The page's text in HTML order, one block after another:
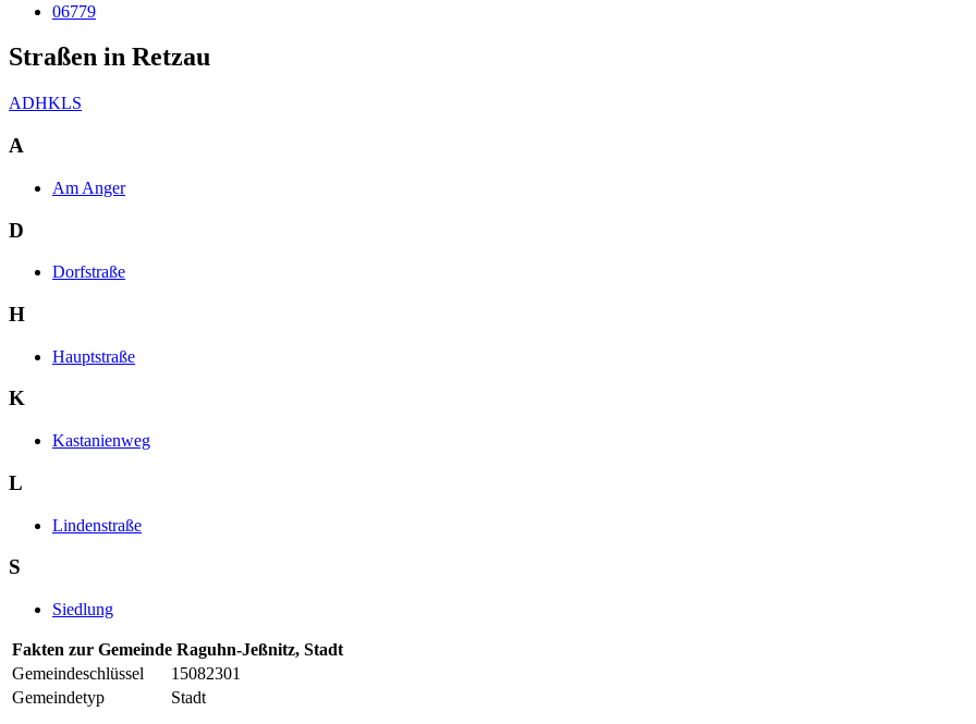
06779
Straßen in Retzau
ADHKLS
A
Am Anger
D
Dorfstraße
H
Hauptstraße
K
Kastanienweg
L
Lindenstraße
S
Siedlung
Fakten zur Gemeinde Raguhn-Jeßnitz, Stadt
Gemeindeschlüssel
15082301
Gemeindetyp
Stadt